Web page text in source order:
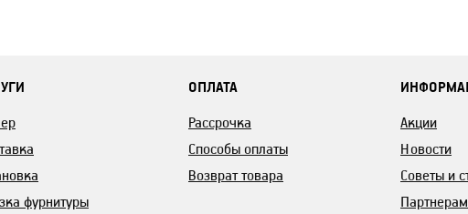
фурнитуры
ОПЛАТА
Рассрочка
Способы оплаты
Возврат товара
Акции
Новости
Советы и
Партнерам